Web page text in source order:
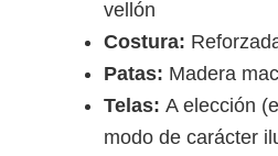
vellón
Costura:
Patas: Madera
Telas: A elección
modo de carácter